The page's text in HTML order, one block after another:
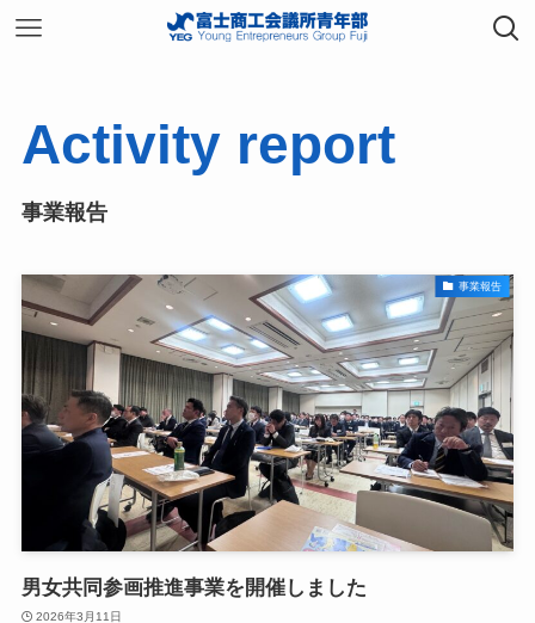
Activity report
事業報告
事業報告
男女共同参画推進事業を開催しました
2026年3月11日